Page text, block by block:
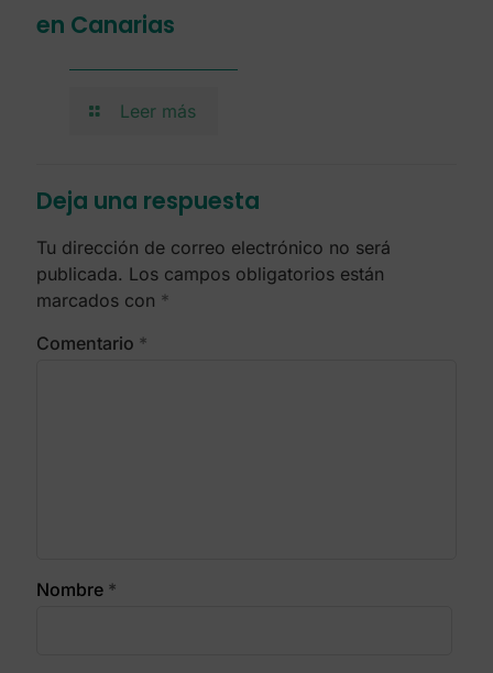
en Canarias
Leer más
Deja una respuesta
Tu dirección de correo electrónico no será
publicada. Los campos obligatorios están
marcados con *
Comentario *
Nombre *